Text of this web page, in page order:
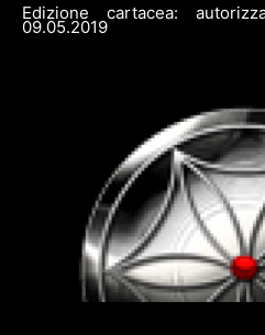
Edizione cartacea:
09.05.2019